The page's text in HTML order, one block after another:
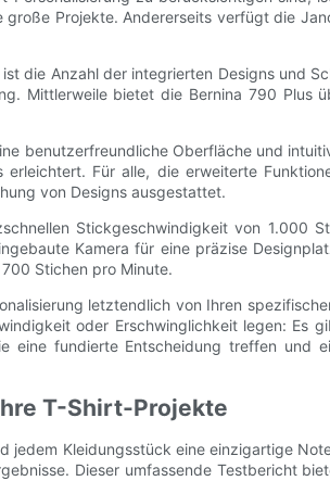
Projekte. Andererseits verfügt die
die Anzahl der integrierten Designs und
Mittlerweile bietet die Bernina 790 Plus
benutzerfreundliche Oberfläche und
Für alle, die erweiterte
von Designs ausgestattet.
Stickgeschwindigkeit von 1.000
Kamera für eine präzise
Stichen pro Minute.
letztendlich von Ihren
oder Erschwinglichkeit legen: Es
eine fundierte Entscheidung treffen
T-Shirt-Projekte
Kleidungsstück eine einzigartige
Dieser umfassende Testbericht